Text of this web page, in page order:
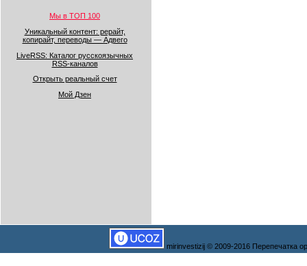
Мы в ТОП 100
Уникальный контент: рерайт,
копирайт, переводы — Адвего
LiveRSS: Каталог русскоязычных
RSS-каналов
Открыть реальный счет
Мой Дзен
mirinvestizij © 2009-2016 Перепечатка